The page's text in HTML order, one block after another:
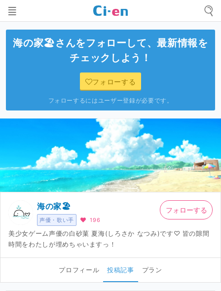
海の家🏖さんをフォローして、最新情報を
チェックしよう！
フォローする
フォローするにはユーザー登録が必要です。
声優・歌い手
海の家🏖
196
美少女ゲーム声優の白砂菓 夏海(しろさか なつみ)です♡ 皆の隙間
時間をわたしが埋めちゃいますっ！
フォローする
プロフィール 投稿記事 プラン